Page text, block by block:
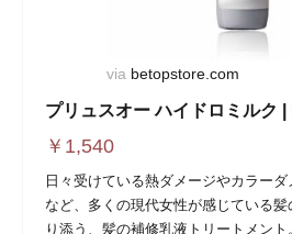
via betopstore.com
プリュスオー ハイドロミルク
￥ 1,540
日々受けている熱ダメージやカラー
など、多くの現代女性が感じている
り添う、髪の補修乳液トリートメント